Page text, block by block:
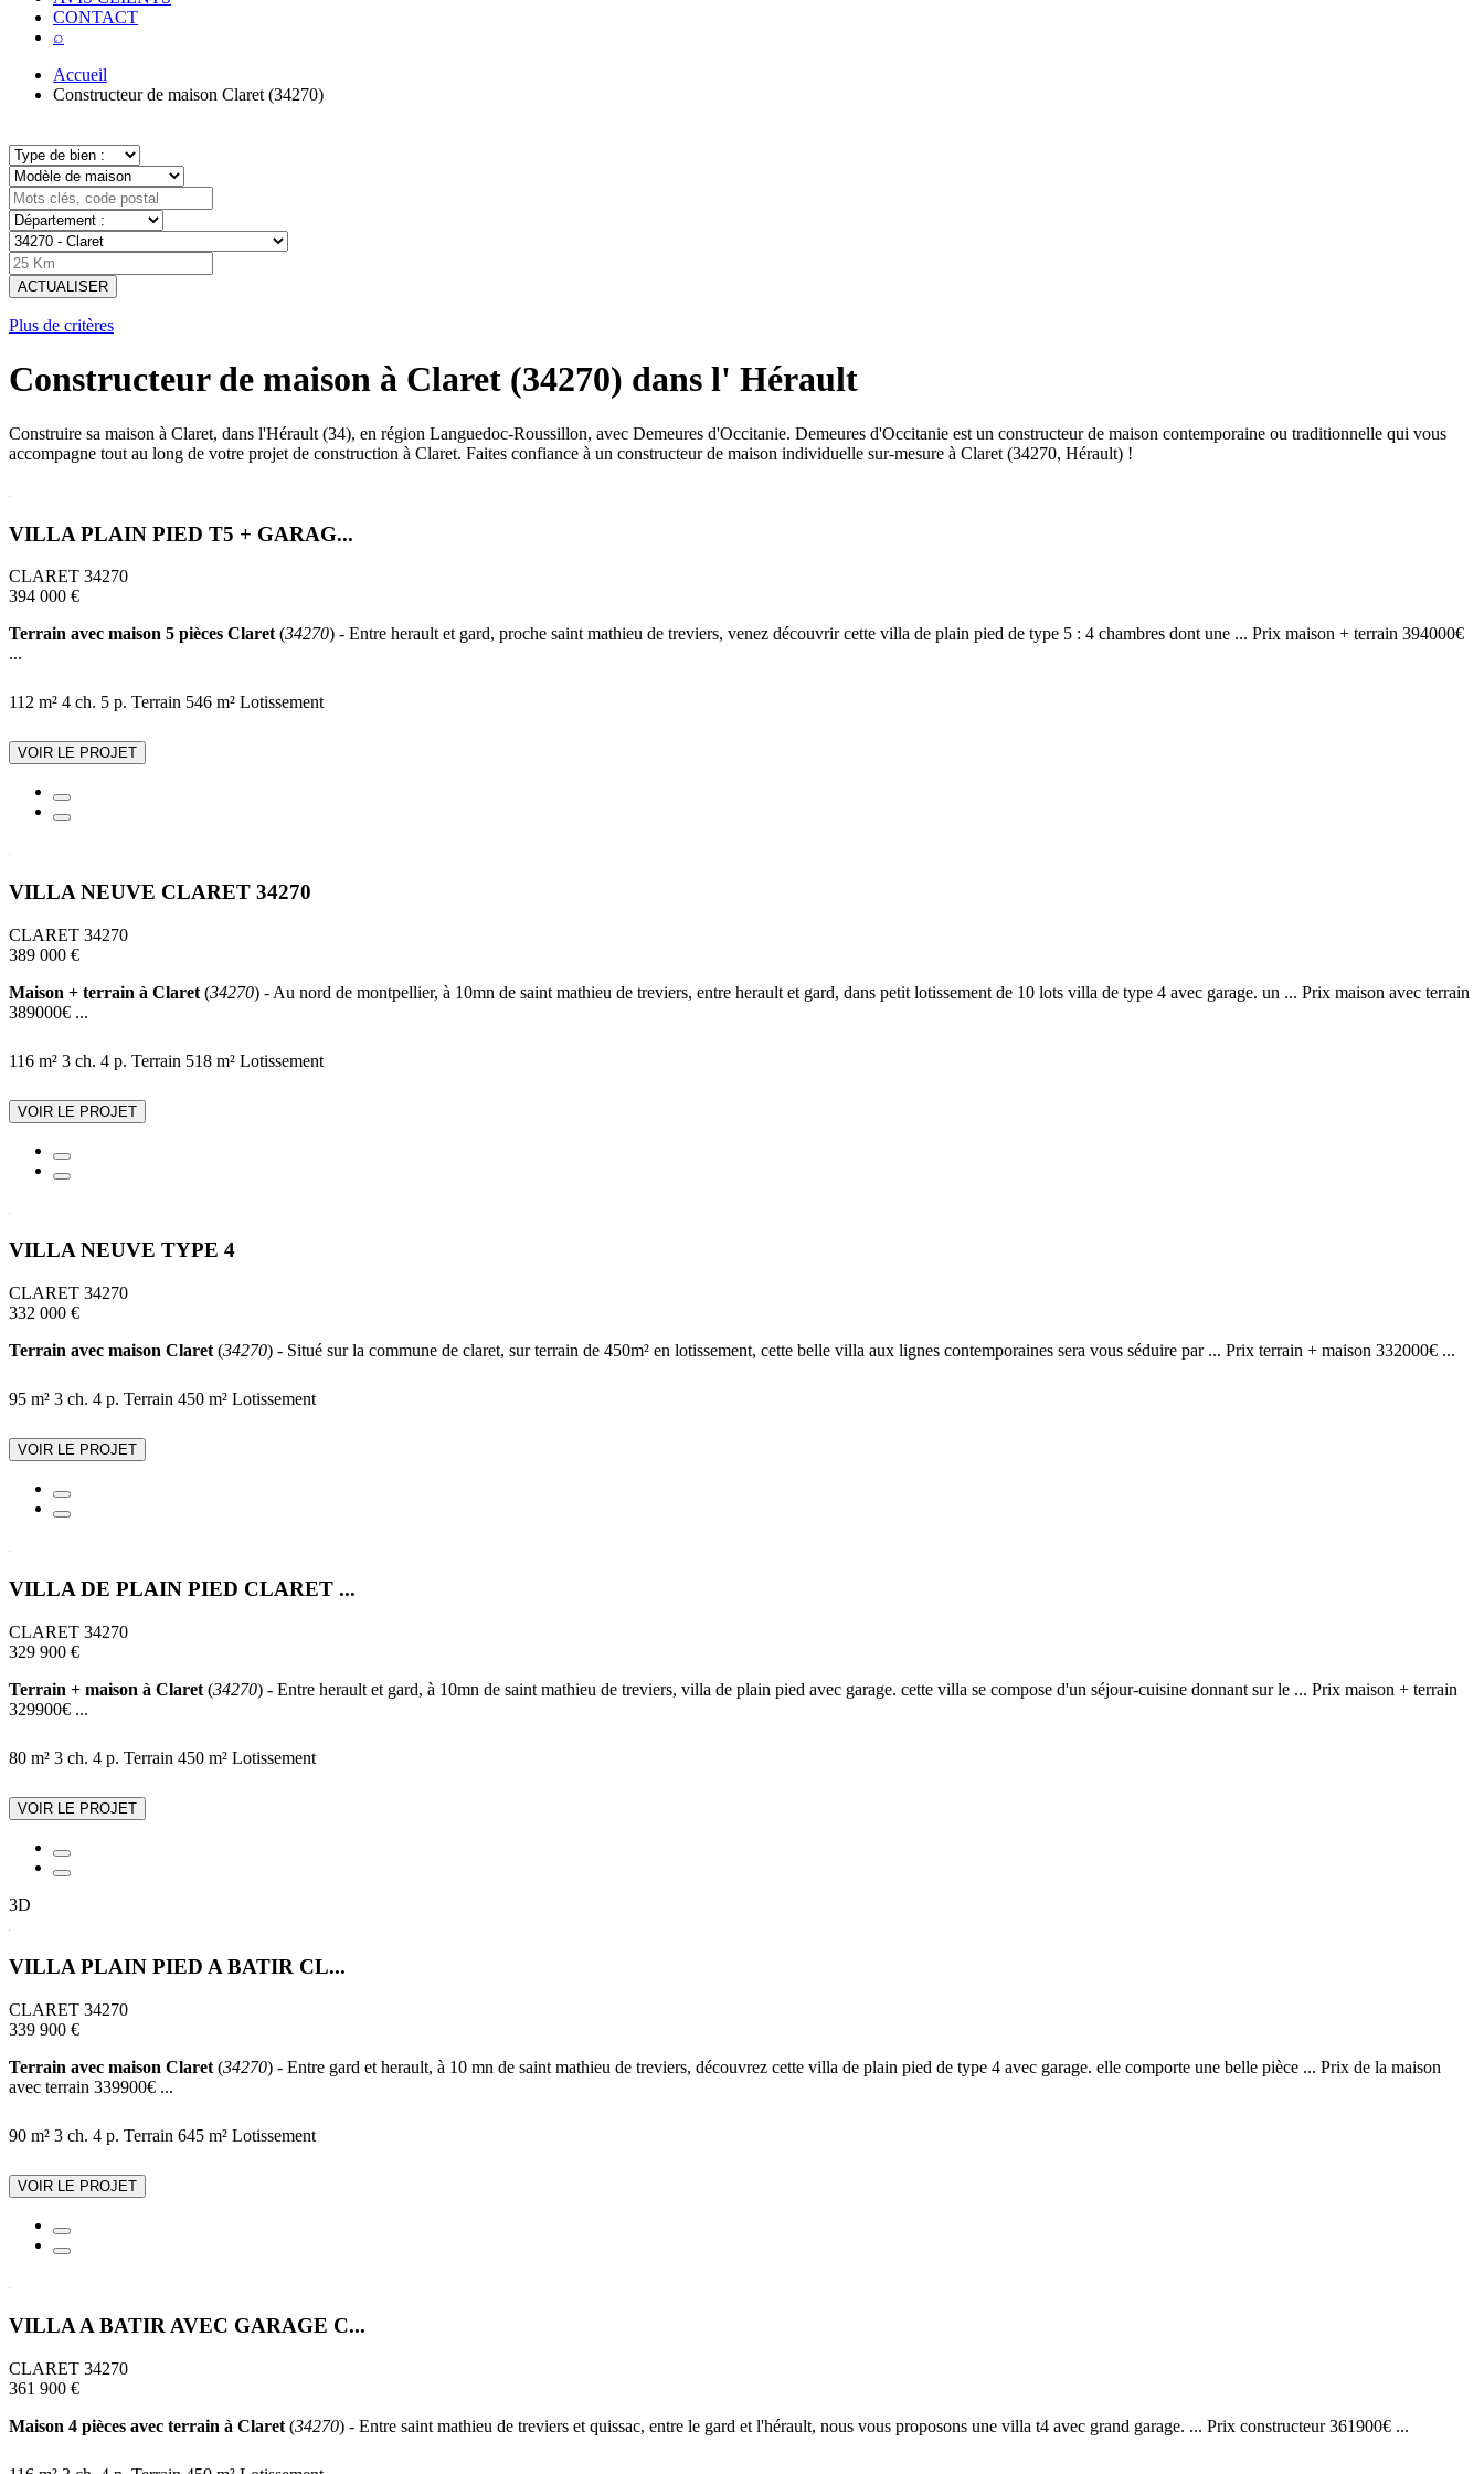
CONTACT
⌕
Accueil
Constructeur de maison Claret (34270)
ACTUALISER
Plus de critères
Constructeur de maison à Claret (34270) dans l' Hérault
Construire sa maison à Claret, dans l'Hérault (34), en région Languedoc-Roussillon, avec Demeures d'Occitanie. Demeures d'Occitanie est un constructeur de maison contemporaine ou traditionnelle qui vous
accompagne tout au long de votre projet de construction à Claret. Faites confiance à un constructeur de maison individuelle sur-mesure à Claret (34270, Hérault) !
VILLA PLAIN PIED T5 + GARAG...
CLARET 34270
394 000 €
Terrain avec maison 5 pièces Claret (34270) - Entre herault et gard, proche saint mathieu de treviers, venez découvrir cette villa de plain pied de type 5 : 4 chambres dont une ... Prix maison + terrain 394000€
...
112 m² 4 ch. 5 p. Terrain 546 m² Lotissement
VOIR LE PROJET
VILLA NEUVE CLARET 34270
CLARET 34270
389 000 €
Maison + terrain à Claret (34270) - Au nord de montpellier, à 10mn de saint mathieu de treviers, entre herault et gard, dans petit lotissement de 10 lots villa de type 4 avec garage. un ... Prix maison avec terrain
389000€ ...
116 m² 3 ch. 4 p. Terrain 518 m² Lotissement
VOIR LE PROJET
VILLA NEUVE TYPE 4
CLARET 34270
332 000 €
Terrain avec maison Claret (34270) - Situé sur la commune de claret, sur terrain de 450m² en lotissement, cette belle villa aux lignes contemporaines sera vous séduire par ... Prix terrain + maison 332000€ ...
95 m² 3 ch. 4 p. Terrain 450 m² Lotissement
VOIR LE PROJET
VILLA DE PLAIN PIED CLARET ...
CLARET 34270
329 900 €
Terrain + maison à Claret (34270) - Entre herault et gard, à 10mn de saint mathieu de treviers, villa de plain pied avec garage. cette villa se compose d'un séjour-cuisine donnant sur le ... Prix maison + terrain
329900€ ...
80 m² 3 ch. 4 p. Terrain 450 m² Lotissement
VOIR LE PROJET
3D
VILLA PLAIN PIED A BATIR CL...
CLARET 34270
339 900 €
Terrain avec maison Claret (34270) - Entre gard et herault, à 10 mn de saint mathieu de treviers, découvrez cette villa de plain pied de type 4 avec garage. elle comporte une belle pièce ... Prix de la maison
avec terrain 339900€ ...
90 m² 3 ch. 4 p. Terrain 645 m² Lotissement
VOIR LE PROJET
VILLA A BATIR AVEC GARAGE C...
CLARET 34270
361 900 €
Maison 4 pièces avec terrain à Claret (34270) - Entre saint mathieu de treviers et quissac, entre le gard et l'hérault, nous vous proposons une villa t4 avec grand garage. ... Prix constructeur 361900€ ...